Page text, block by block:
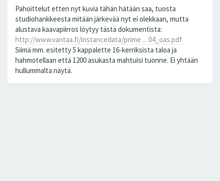
Pahoittelut etten nyt kuvia tähän hätään saa, tuosta
studiohankkeesta mitään järkevää nyt ei olekkaan, mutta
alustava kaavapiirros löytyy tästä dokumentista:
http://www.vantaa.fi/instancedata/prime ... 04_oas.pdf
Siimä mm. esitetty 5 kappalette 16-kerriksista taloa ja
hahmotellaan että 1200 asukasta mahtuisi tuonne. Ei yhtään
hullummalta näytä.